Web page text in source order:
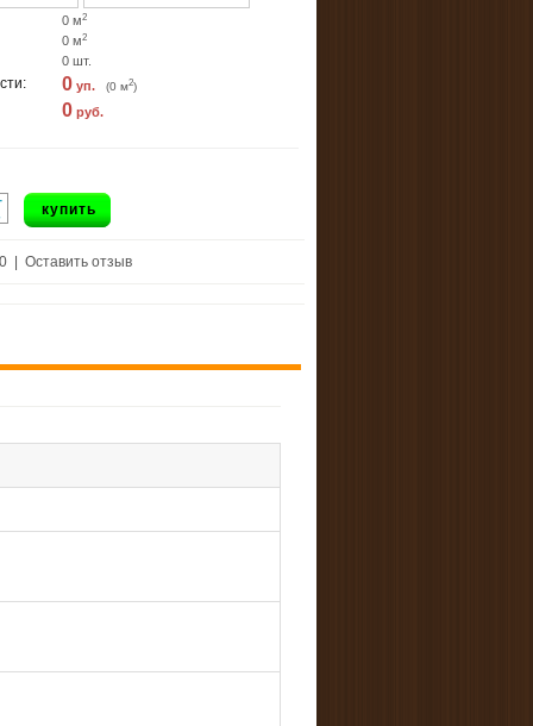
0 м2
0 м2
0 шт.
0 уп. (0 м2)
0 руб.
купить
|Оставить отзыв